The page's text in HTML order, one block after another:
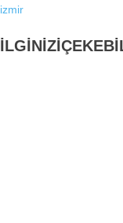
izmir
İLGİNİZİ